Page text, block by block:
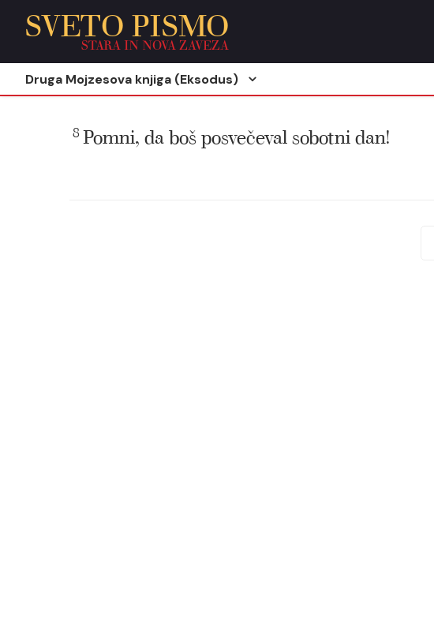
SVETO PISMO
STARA IN NOVA ZAVEZA
Druga Mojzesova knjiga (Eksodus)
8 Pomni, da boš posvečeval sobotni dan!